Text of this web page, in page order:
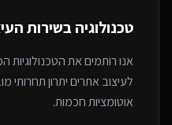
טכנולוגיה בשירות ה
אנו רותמים את
לעיצוב אתרים יתרון תחרותי
אוטומציות חכמות.